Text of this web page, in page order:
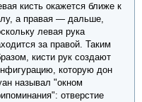
кисть окажется ближе к
а правая — дальше,
левая рука
за правой. Таким
кисти рук создают
которую дон
называл "окном
отверстие